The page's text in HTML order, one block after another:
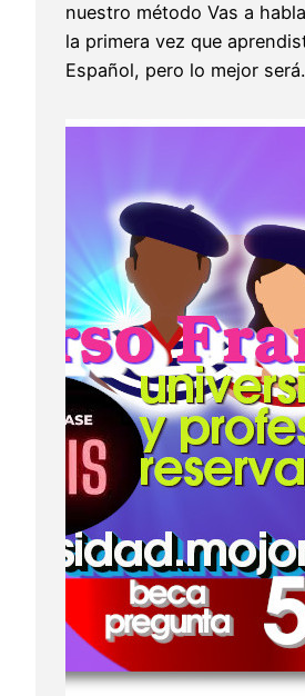
nuestro método Vas a
la primera vez que
Español, pero lo mejor